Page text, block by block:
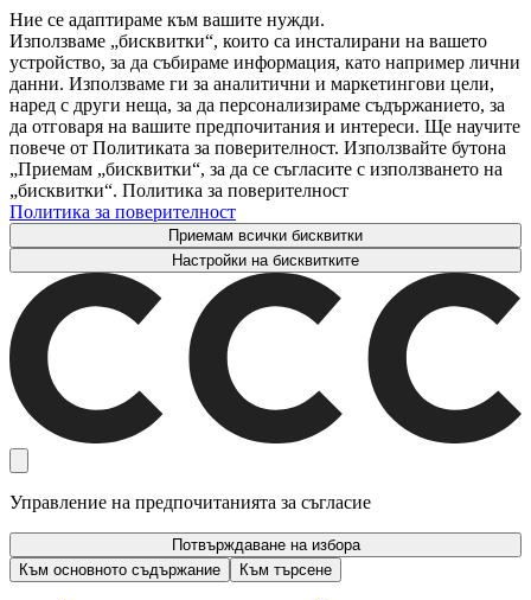
Ние се адаптираме към вашите нужди.
Използваме „бисквитки“, които са инсталирани на вашето
устройство, за да събираме информация, като например лични
данни. Използваме ги за аналитични и маркетингови цели,
наред с други неща, за да персонализираме съдържанието, за
да отговаря на вашите предпочитания и интереси. Ще научите
повече от Политиката за поверителност. Използвайте бутона
„Приемам „бисквитки“, за да се съгласите с използването на
„бисквитки“. Политика за поверителност
Политика за поверителност
Приемам всички бисквитки
Настройки на бисквитките
Управление на предпочитанията за съгласие
Потвърждаване на избора
Към основното съдържание
Към търсене